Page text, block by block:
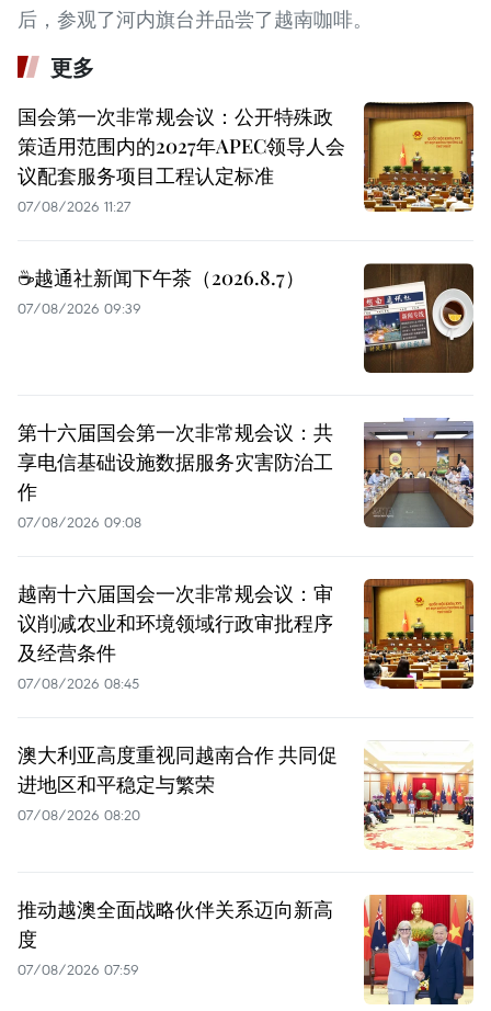
后，参观了河内旗台并品尝了越南咖啡。
更多
国会第一次非常规会议：公开特殊政
策适用范围内的2027年APEC领导人会
议配套服务项目工程认定标准
07/08/2026 11:27
☕️越通社新闻下午茶（2026.8.7）
07/08/2026 09:39
第十六届国会第一次非常规会议：共
享电信基础设施数据服务灾害防治工
作
07/08/2026 09:08
越南十六届国会一次非常规会议：审
议削减农业和环境领域行政审批程序
及经营条件
07/08/2026 08:45
澳大利亚高度重视同越南合作 共同促
进地区和平稳定与繁荣
07/08/2026 08:20
推动越澳全面战略伙伴关系迈向新高
度
07/08/2026 07:59